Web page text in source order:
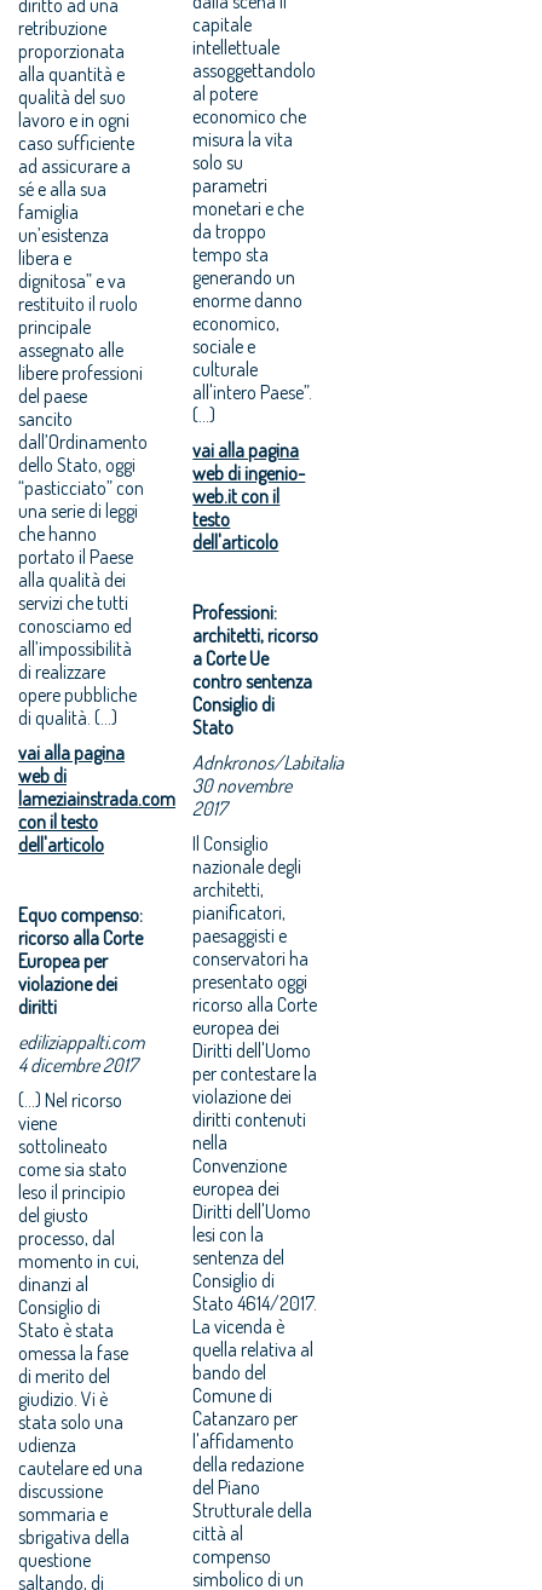
retribuzione
proporzionata
alla quantità e
qualità del suo
lavoro e in ogni
caso sufficiente
ad assicurare a
sé e alla sua
famiglia
un’esistenza
libera e
dignitosa” e va
restituito il ruolo
principale
assegnato alle
libere professioni
del paese
sancito
dall’Ordinamento
dello Stato, oggi
“pasticciato” con
una serie di leggi
che hanno
portato il Paese
alla qualità dei
servizi che tutti
conosciamo ed
all’impossibilità
di realizzare
opere pubbliche
di qualità. (...)
vai alla pagina
web di
lameziainstrada.com
con il testo
dell'articolo
Equo compenso:
ricorso alla Corte
Europea per
violazione dei
diritti
ediliziappalti.com
4 dicembre 2017
(...) Nel ricorso
viene
sottolineato
come sia stato
leso il principio
del giusto
processo, dal
momento in cui,
dinanzi al
Consiglio di
Stato è stata
omessa la fase
di merito del
giudizio. Vi è
stata solo una
udienza
cautelare ed una
discussione
sommaria e
sbrigativa della
questione
saltando, di
capitale
intellettuale
assoggettandolo
al potere
economico che
misura la vita
solo su
parametri
monetari e che
da troppo
tempo sta
generando un
enorme danno
economico,
sociale e
culturale
all'intero Paese”.
(...)
vai alla pagina
web di ingenio-
web.it con il
testo
dell'articolo
Professioni:
architetti, ricorso
a Corte Ue
contro sentenza
Consiglio di
Stato
Adnkronos/Labitalia
30 novembre
2017
Il Consiglio
nazionale degli
architetti,
pianificatori,
paesaggisti e
conservatori ha
presentato oggi
ricorso alla Corte
europea dei
Diritti dell'Uomo
per contestare la
violazione dei
diritti contenuti
nella
Convenzione
europea dei
Diritti dell'Uomo
lesi con la
sentenza del
Consiglio di
Stato 4614/2017.
La vicenda è
quella relativa al
bando del
Comune di
Catanzaro per
l'affidamento
della redazione
del Piano
Strutturale della
città al
compenso
simbolico di un